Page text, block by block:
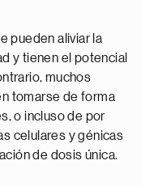
pueden aliviar la
y tienen el potencial
muchos
tomarse de forma
o incluso de por
celulares y génicas
de dosis única.